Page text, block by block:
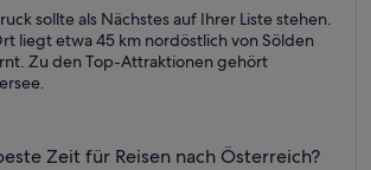
sollte als Nächstes auf Ihrer Liste stehen.
liegt etwa 45 km nordöstlich von Sölden
Zu den Top-Attraktionen gehört
Zeit für Reisen nach Österreich?